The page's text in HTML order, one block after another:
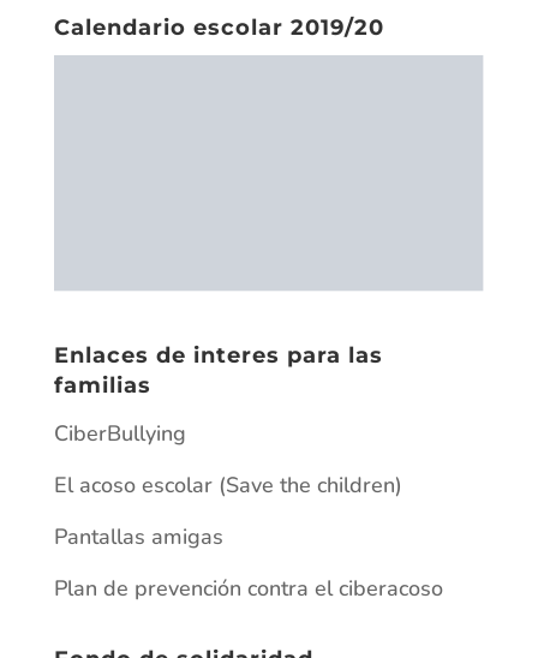
CiberBullying
Fondo de solidaridad escrito
Fundamentos fondo de solidaridad
Pantallas amigas
Plan de prevención contra el ciberacoso